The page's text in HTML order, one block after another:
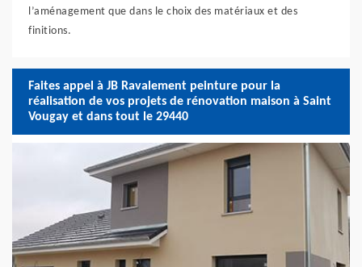
l’aménagement que dans le choix des matériaux et des
finitions.
Faites appel à JB Ravalement peinture pour la
réalisation de vos projets de rénovation maison à Saint
Vougay et dans tout le 29440